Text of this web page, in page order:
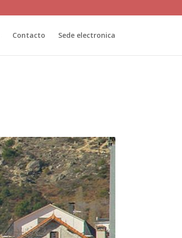
Contacto Sede electronica